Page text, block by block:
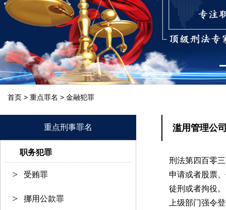
首页 > 重点罪名 > 金融犯罪
重点刑事罪名
职务犯罪
受贿罪
挪用公款罪
滥用管理公
刑法第四百零
申请或者股票
徒刑或者拘役。
上级部门强令